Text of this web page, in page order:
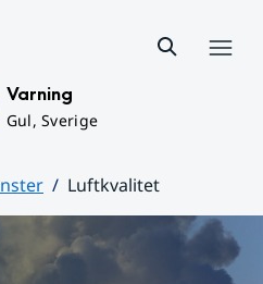
Varning
Gul, Sverige
Luftkvalitet